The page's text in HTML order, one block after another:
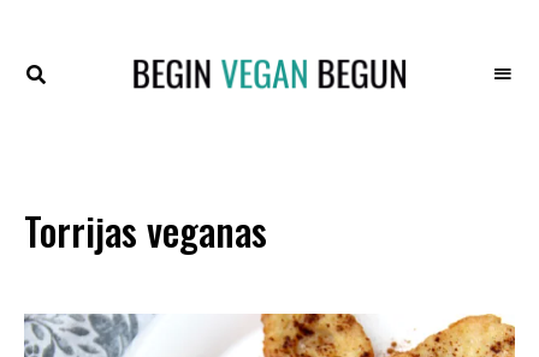
Torrijas veganas